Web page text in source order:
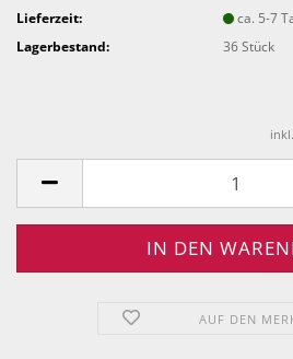
Lieferzeit:
ca. 5-7
Lagerbestand:
36Stück
AUF DEN